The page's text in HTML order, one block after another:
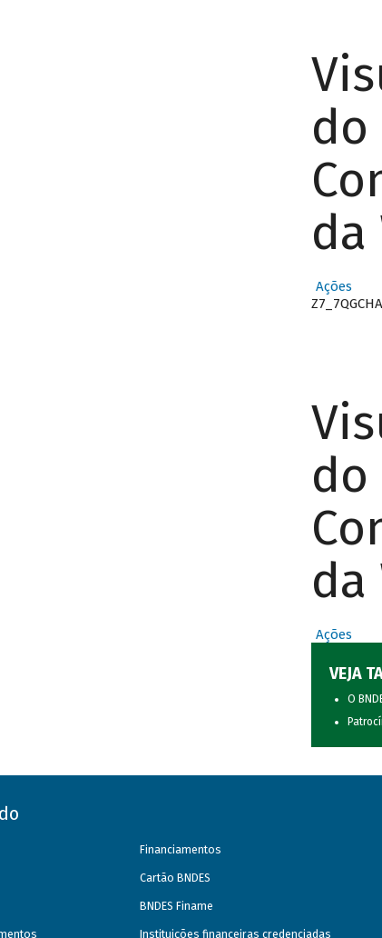
do
da
Ações
do
da
Ações
VEJA
O
Financiamentos
Cartão BNDES
BNDES Finame
Instituições financeiras credenciadas